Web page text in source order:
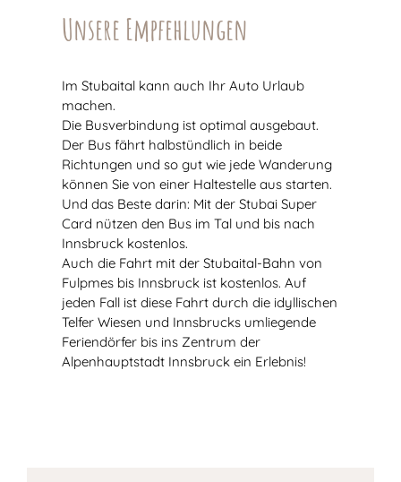
Unsere Empfehlungen
Im Stubaital kann auch Ihr Auto Urlaub
machen.
Die Busverbindung ist optimal ausgebaut.
Der Bus fährt halbstündlich in beide
Richtungen und so gut wie jede Wanderung
können Sie von einer Haltestelle aus starten.
Und das Beste darin: Mit der Stubai Super
Card nützen den Bus im Tal und bis nach
Innsbruck kostenlos.
Auch die Fahrt mit der Stubaital-Bahn von
Fulpmes bis Innsbruck ist kostenlos. Auf
jeden Fall ist diese Fahrt durch die idyllischen
Telfer Wiesen und Innsbrucks umliegende
Feriendörfer bis ins Zentrum der
Alpenhauptstadt Innsbruck ein Erlebnis!